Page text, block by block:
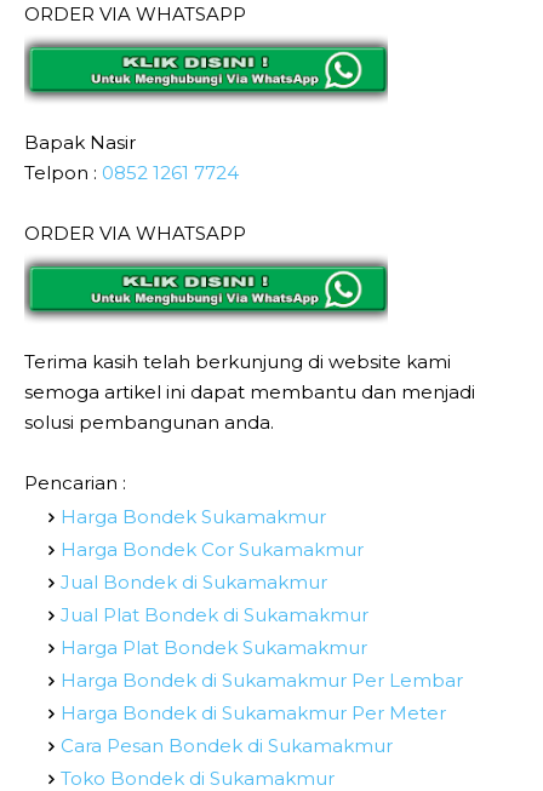
ORDER VIA WHATSAPP
Bapak Nasir
Telpon : 0852 1261 7724
ORDER VIA WHATSAPP
Terima kasih telah berkunjung di website kami
semoga artikel ini dapat membantu dan menjadi
solusi pembangunan anda.
Pencarian :
Harga Bondek Sukamakmur
Harga Bondek Cor Sukamakmur
Jual Bondek di Sukamakmur
Jual Plat Bondek di Sukamakmur
Harga Plat Bondek Sukamakmur
Harga Bondek di Sukamakmur Per Lembar
Harga Bondek di Sukamakmur Per Meter
Cara Pesan Bondek di Sukamakmur
Toko Bondek di Sukamakmur